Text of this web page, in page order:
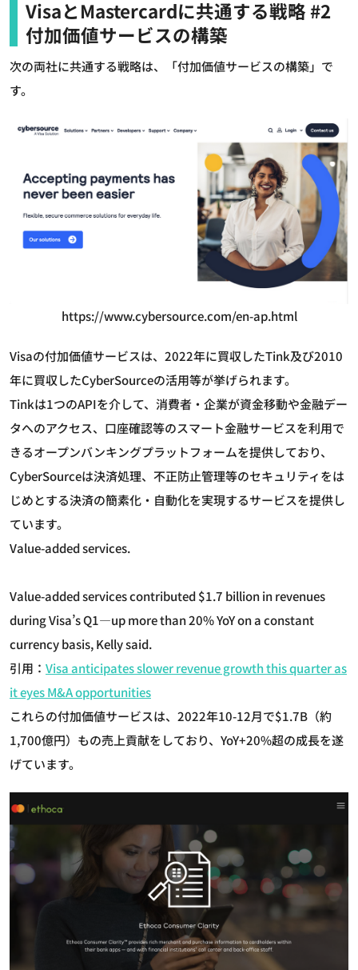
VisaとMastercardに共通する戦略 #2
付加価値サービスの構築
次の両社に共通する戦略は、「付加価値サービスの構築」で
す。
https://www.cybersource.com/en-ap.html
Visaの付加価値サービスは、2022年に買収したTink及び2010
年に買収したCyberSourceの活用等が挙げられます。
Tinkは1つのAPIを介して、消費者・企業が資金移動や金融デー
タへのアクセス、口座確認等のスマート金融サービスを利用で
きるオープンバンキングプラットフォームを提供しており、
CyberSourceは決済処理、不正防止管理等のセキュリティをは
じめとする決済の簡素化・自動化を実現するサービスを提供し
ています。
Value-added services.
Value-added services contributed $1.7 billion in revenues
during Visa’s Q1—up more than 20% YoY on a constant
currency basis, Kelly said.
引用： Visa anticipates slower revenue growth this quarter as
it eyes M&A opportunities
これらの付加価値サービスは、2022年10-12月で$1.7B（約
1,700億円）もの売上貢献をしており、YoY+20%超の成長を遂
げています。